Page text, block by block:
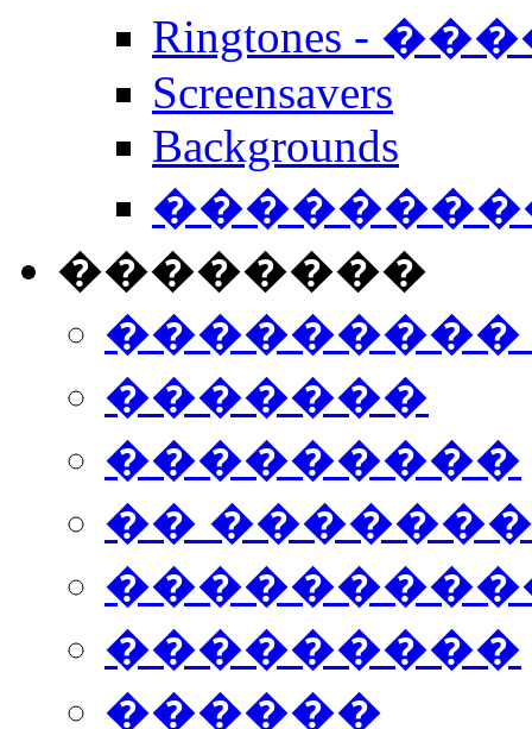
Ringtones -
Screensavers
Backgrounds
��������
���������
�������
���������
��
���������
������